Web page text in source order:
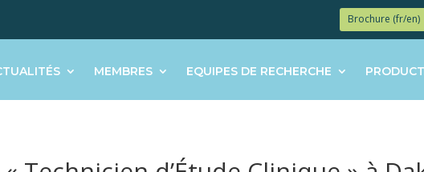
Brochure (fr/en)
MEMBRES EQUIPES DE RECHERCHE